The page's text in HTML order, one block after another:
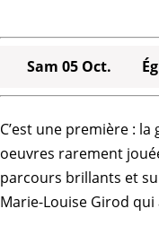
Sam 05 Oct.
C’est une première : la
oeuvres rarement
parcours brillants et
Marie-Louise Girod qui